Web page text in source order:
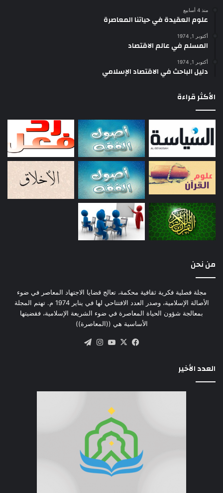
منذ 4 أسابيع
علوم العقيدة في حياتنا المعاصرة
أكتوبر 1, 1974
المسلم في عالم الاقتصاد
أكتوبر 1, 1974
دليل الباحث في الاقتصاد الإسلامي
الأكثر قراءة
من نحن
مجلة فصلية فكرية ثقافية محكمة، تعالج قضايا الاجتهاد المعاصر في ضوء
الأصالة الإسلامية، وصدر العدد الافتتاحي لها في يناير 1974 م. تهتم المجلة
بمعالجة شؤون الحياة المعاصرة في ضوء الشريعة الإسلامية، فقضيتها
الأساسية هي ((المعاصرة))
فيسبوك
‫X
‫YouTube
انستقرام
العدد الأخير